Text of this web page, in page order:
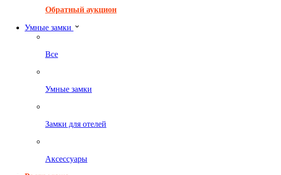
Обратный аукцион
Умные замки
Все
Умные замки
Замки для отелей
Аксессуары